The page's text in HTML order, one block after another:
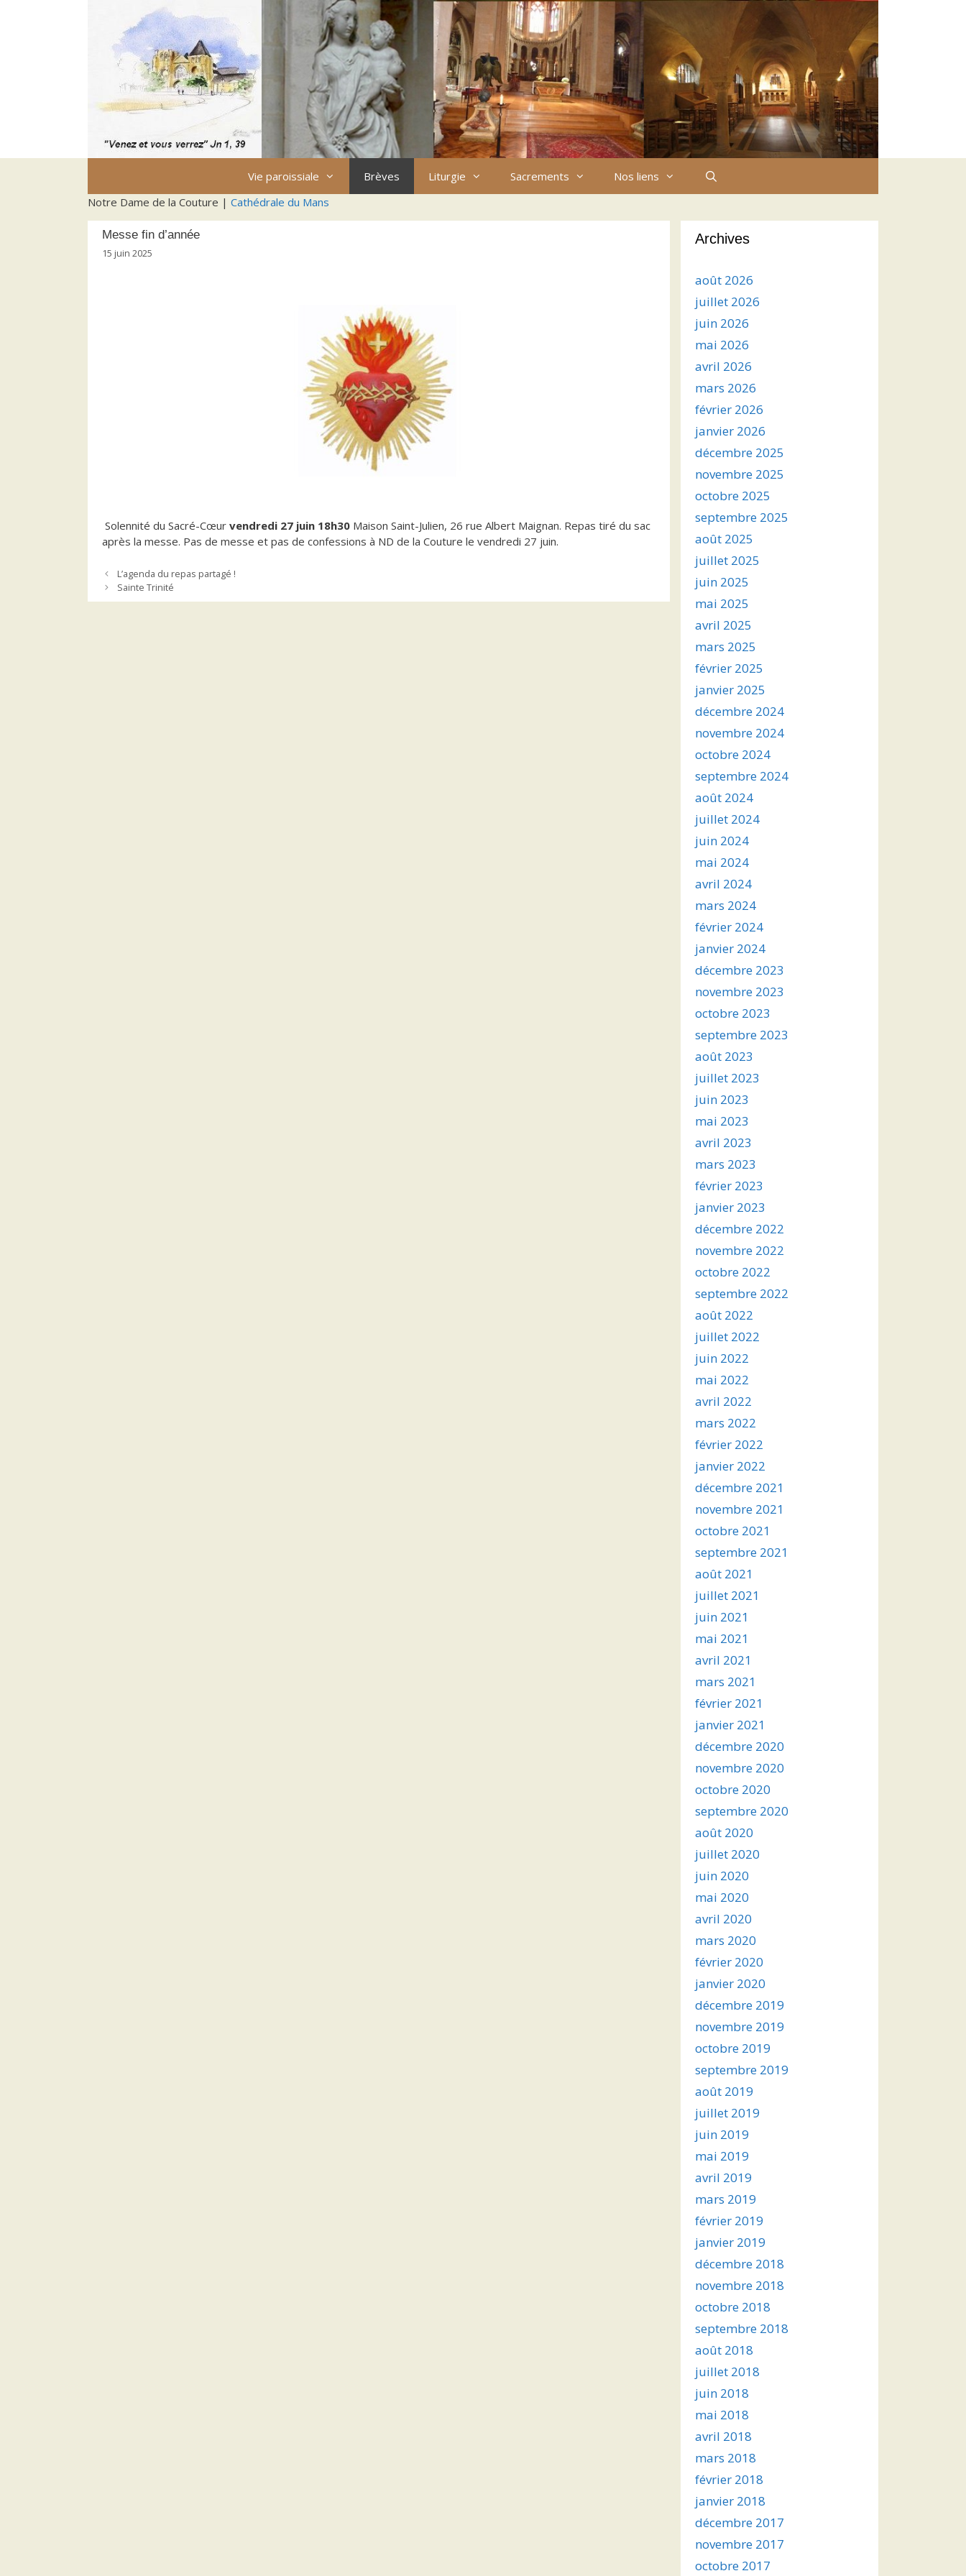
Vie paroissiale Brèves Liturgie Sacrements
Nos liens
Notre Dame de la Couture | Cathédrale du Mans
Messe fin d’année
15 juin 2025
Solennité du Sacré-Cœur vendredi 27 juin 18h30 Maison Saint-Julien, 26 rue Albert Maignan. Repas tiré du sac
après la messe. Pas de messe et pas de confessions à ND de la Couture le vendredi 27 juin.
L’agenda du repas partagé !
Sainte Trinité
Archives
août 2026
juillet 2026
juin 2026
mai 2026
avril 2026
mars 2026
février 2026
janvier 2026
décembre 2025
novembre 2025
octobre 2025
septembre 2025
août 2025
juillet 2025
juin 2025
mai 2025
avril 2025
mars 2025
février 2025
janvier 2025
décembre 2024
novembre 2024
octobre 2024
septembre 2024
août 2024
juillet 2024
juin 2024
mai 2024
avril 2024
mars 2024
février 2024
janvier 2024
décembre 2023
novembre 2023
octobre 2023
septembre 2023
août 2023
juillet 2023
juin 2023
mai 2023
avril 2023
mars 2023
février 2023
janvier 2023
décembre 2022
novembre 2022
octobre 2022
septembre 2022
août 2022
juillet 2022
juin 2022
mai 2022
avril 2022
mars 2022
février 2022
janvier 2022
décembre 2021
novembre 2021
octobre 2021
septembre 2021
août 2021
juillet 2021
juin 2021
mai 2021
avril 2021
mars 2021
février 2021
janvier 2021
décembre 2020
novembre 2020
octobre 2020
septembre 2020
août 2020
juillet 2020
juin 2020
mai 2020
avril 2020
mars 2020
février 2020
janvier 2020
décembre 2019
novembre 2019
octobre 2019
septembre 2019
août 2019
juillet 2019
juin 2019
mai 2019
avril 2019
mars 2019
février 2019
janvier 2019
décembre 2018
novembre 2018
octobre 2018
septembre 2018
août 2018
juillet 2018
juin 2018
mai 2018
avril 2018
mars 2018
février 2018
janvier 2018
décembre 2017
novembre 2017
octobre 2017